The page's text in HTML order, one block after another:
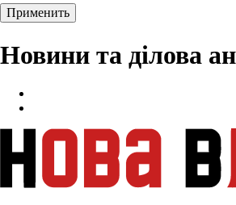
Новини та ділова